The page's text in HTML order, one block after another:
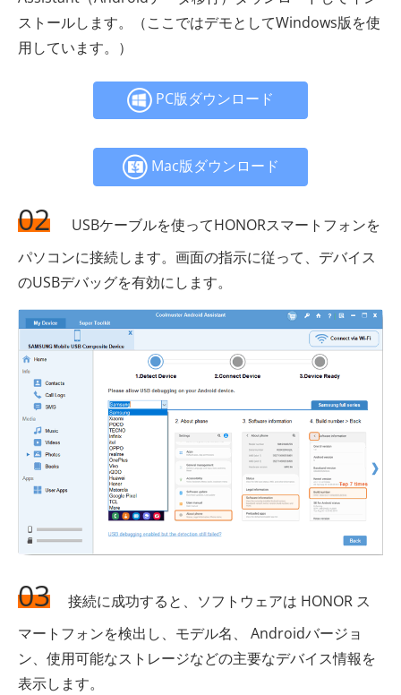
ストールします。（ここではデモとしてWindows版を使
用しています。）
PC版ダウンロード
Mac版ダウンロード
02
USBケーブルを使ってHONORスマートフォンを
パソコンに接続します。画面の指示に従って、デバイス
のUSBデバッグを有効にします。
03
接続に成功すると、ソフトウェアは HONOR ス
マートフォンを検出し、モデル名、 Androidバージョ
ン、使用可能なストレージなどの主要なデバイス情報を
表示します。